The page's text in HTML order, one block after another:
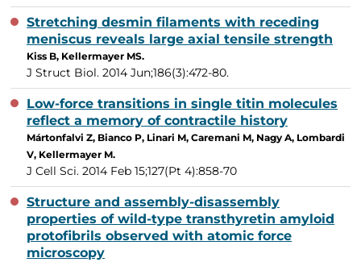
Stretching desmin filaments with receding
meniscus reveals large axial tensile strength
Kiss B, Kellermayer MS.
J Struct Biol. 2014 Jun;186(3):472-80.
Low-force transitions in single titin molecules
reflect a memory of contractile history
Mártonfalvi Z, Bianco P, Linari M, Caremani M, Nagy A, Lombardi
V, Kellermayer M.
J Cell Sci. 2014 Feb 15;127(Pt 4):858-70
Structure and assembly-disassembly
properties of wild-type transthyretin amyloid
protofibrils observed with atomic force
microscopy